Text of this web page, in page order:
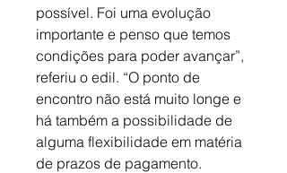
possível. Foi uma evolução
importante e penso que temos
condições para poder avançar”,
referiu o edil. “O ponto de
encontro não está muito longe e
há também a possibilidade de
alguma flexibilidade em matéria
de prazos de pagamento.